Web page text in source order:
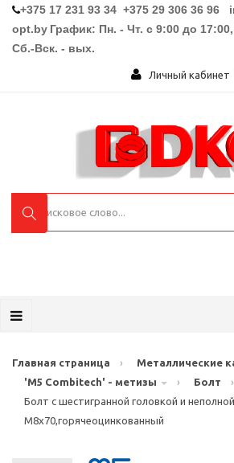
+375 17 231 93 34 +375 29 306 36 96
opt.by График: Пн. - Чт. с 9:00 до
Сб.-Вск. - вых.
Личный кабинет
Главная страница › Металлические
'M5 Combitech' - метизы
› Болт
›
Болт с шестигранной головкой и
М8х70,горячеоцинкованный